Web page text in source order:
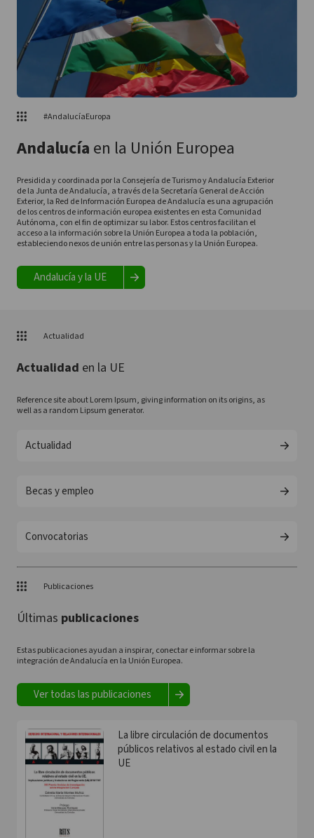
#AndalucíaEuropa
Andalucía en la Unión Europea
Presidida y coordinada por la Consejería de Turismo y Andalucía Exterior
de la Junta de Andalucía, a través de la Secretaría General de Acción
Exterior, la Red de Información Europea de Andalucía es una agrupación
de los centros de información europea existentes en esta Comunidad
Autónoma, con el fin de optimizar su labor. Estos centros facilitan el
acceso a la información sobre la Unión Europea a toda la población,
estableciendo nexos de unión entre las personas y la Unión Europea.
Andalucía y la UE
Actualidad
Actualidad en la UE
Reference site about Lorem Ipsum, giving information on its origins, as
well as a random Lipsum generator.
Actualidad
Becas y empleo
Convocatorias
Publicaciones
Últimas publicaciones
Estas publicaciones ayudan a inspirar, conectar e informar sobre la
integración de Andalucía en la Unión Europea.
Ver todas las publicaciones
La libre circulación de documentos
públicos relativos al estado civil en la
UE